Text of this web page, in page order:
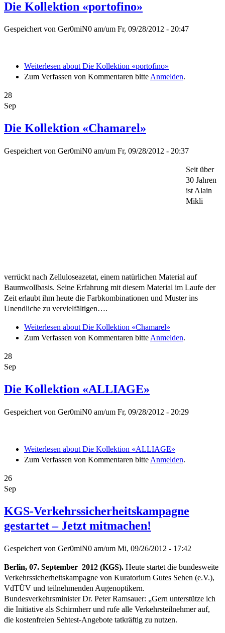
Die Kollektion «portofino»
Gespeichert von Ger0miN0 am/um Fr, 09/28/2012 - 20:47
Weiterlesen about Die Kollektion «portofino»
Zum Verfassen von Kommentaren bitteAnmelden.
28
Sep
Die Kollektion «Chamarel»
Gespeichert von Ger0miN0 am/um Fr, 09/28/2012 - 20:37
Seit über
30 Jahren
ist Alain
Mikli
verrückt nach Zelluloseazetat, einem natürlichen Material auf
Baumwollbasis. Seine Erfahrung mit diesem Material im Laufe der
Zeit erlaubt ihm heute die Farbkombinationen und Muster ins
Unendliche zu vervielfältigen….
Weiterlesen about Die Kollektion «Chamarel»
Zum Verfassen von Kommentaren bitte Anmelden.
28
Sep
Die Kollektion «ALLIAGE»
Gespeichert von Ger0miN0 am/um Fr, 09/28/2012 - 20:29
Weiterlesen about Die Kollektion «ALLIAGE»
Zum Verfassen von Kommentaren bitte Anmelden.
26
Sep
KGS-Verkehrssicherheitskampagne
gestartet – Jetzt mitmachen!
Gespeichert von Ger0miN0 am/um Mi, 09/26/2012 - 17:42
Berlin, 07. September 2012 (KGS). Heute startet die bundesweite
Verkehrssicherheitskampagne von Kuratorium Gutes Sehen (e.V.),
VdTÜV und teilnehmenden Augenoptikern.
Bundesverkehrsminister Dr. Peter Ramsauer: „Gern unterstütze ich
die Initiative als Schirmherr und rufe alle Verkehrsteilnehmer auf,
die kostenfreien Sehtest-Angebote tatkräftig zu nutzen.